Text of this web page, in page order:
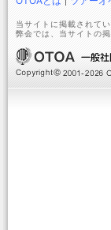
当サイトに掲載されて
弊会では、当サイトの